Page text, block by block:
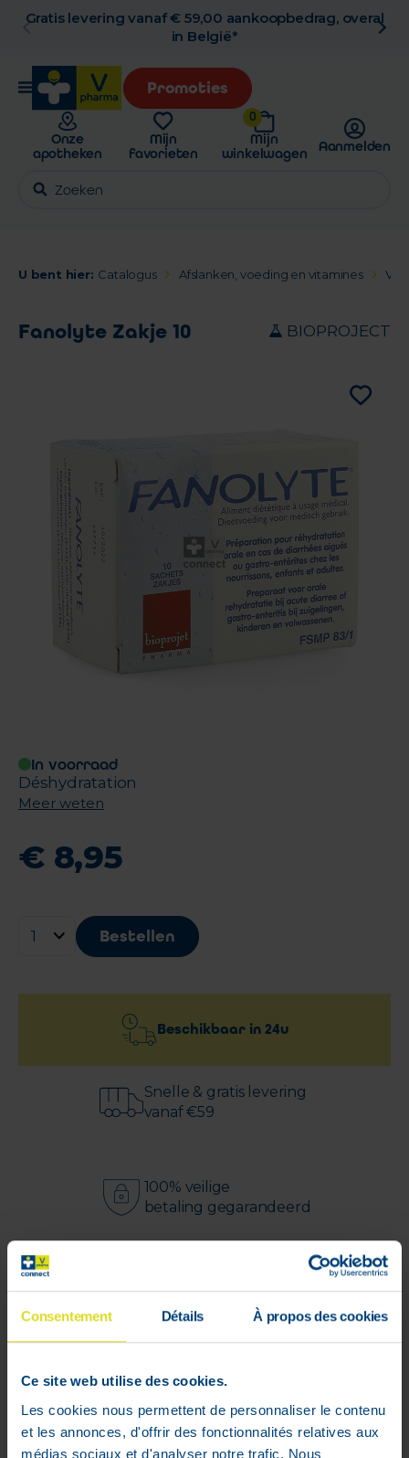
Consentement Détails À propos des cookies
Ce site web utilise des cookies.
Les cookies nous permettent de personnaliser le contenu
et les annonces, d'offrir des fonctionnalités relatives aux
médias sociaux et d'analyser notre trafic. Nous
Gratis levering vanaf € 59,00 aankoopbedrag, overal
in België*
Promoties
Onze
apotheken
Mijn
favorieten
0
Mijn
winkelwagen
Aanmelden
U bent hier: Catalogus Afslanken, voeding en vitamines
Fanolyte Zakje 10 BIOPROJECT
In voorraad
Déshydratation
Meer weten
€ 8,95
Bestellen
Beschikbaar in 24u
Snelle & gratis levering
vanaf €59
100% veilige
betaling gegarandeerd
Alimentation diététique en cas de
diarrhée ou de gastro-entérite aiguë chez
le nourrisson, l'enfant et l'adulte. Nutrition
rétablir l'équilibre hydrique en cas de
diarrhée aiguë ou d'une gastro-entérite.
Les nourrissons et les jeunes enfants en